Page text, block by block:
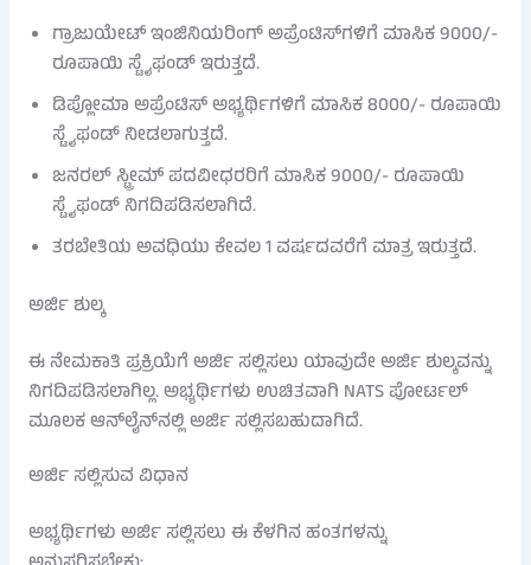
ಗ್ರಾಜುಯೇಟ್ ಇಂಜಿನಿಯರಿಂಗ್ ಅಪ್ರೆಂಟಿಸ್‌ಗಳಿಗೆ ಮಾಸಿಕ 9000/-
ರೂಪಾಯಿ ಸ್ಟೈಫಂಡ್ ಇರುತ್ತದೆ.
ಡಿಪ್ಲೋಮಾ ಅಪ್ರೆಂಟಿಸ್ ಅಭ್ಯರ್ಥಿಗಳಿಗೆ ಮಾಸಿಕ 8000/- ರೂಪಾಯಿ
ಸ್ಟೈಫಂಡ್ ನೀಡಲಾಗುತ್ತದೆ.
ಜನರಲ್ ಸ್ಟ್ರೀಮ್ ಪದವೀಧರರಿಗೆ ಮಾಸಿಕ 9000/- ರೂಪಾಯಿ
ಸ್ಟೈಫಂಡ್ ನಿಗದಿಪಡಿಸಲಾಗಿದೆ.
ತರಬೇತಿಯ ಅವಧಿಯು ಕೇವಲ 1 ವರ್ಷದವರೆಗೆ ಮಾತ್ರ ಇರುತ್ತದೆ.
ಅರ್ಜಿ ಶುಲ್ಕ
ಈ ನೇಮಕಾತಿ ಪ್ರಕ್ರಿಯೆಗೆ ಅರ್ಜಿ ಸಲ್ಲಿಸಲು ಯಾವುದೇ ಅರ್ಜಿ ಶುಲ್ಕವನ್ನು
ನಿಗದಿಪಡಿಸಲಾಗಿಲ್ಲ. ಅಭ್ಯರ್ಥಿಗಳು ಉಚಿತವಾಗಿ NATS ಪೋರ್ಟಲ್
ಮೂಲಕ ಆನ್‌ಲೈನ್‌ನಲ್ಲಿ ಅರ್ಜಿ ಸಲ್ಲಿಸಬಹುದಾಗಿದೆ.
ಅರ್ಜಿ ಸಲ್ಲಿಸುವ ವಿಧಾನ
ಅಭ್ಯರ್ಥಿಗಳು ಅರ್ಜಿ ಸಲ್ಲಿಸಲು ಈ ಕೆಳಗಿನ ಹಂತಗಳನ್ನು